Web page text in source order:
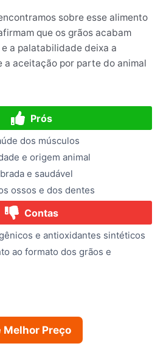
sobre esse alimento
que os grãos acabam
a palatabilidade deixa a
a aceitação por parte do animal
Prós
dos músculos
e origem animal
e saudável
ossos e dos dentes
Contas
e antioxidantes sintéticos
ao formato dos grãos e
Melhor Preço